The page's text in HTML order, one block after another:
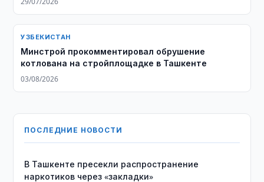
УЗБЕКИСТАН
Минстрой прокомментировал обрушение
котлована на стройплощадке в Ташкенте
03/08/2026
ПОСЛЕДНИЕ НОВОСТИ
В Ташкенте пресекли распространение
наркотиков через «закладки»